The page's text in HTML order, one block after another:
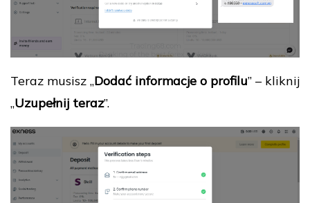
Teraz musisz „Dodać informacje o profilu” – kliknij
„Uzupełnij teraz”.